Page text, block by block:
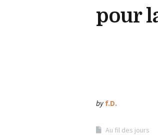
pour
by f.D.
Au fil des jours